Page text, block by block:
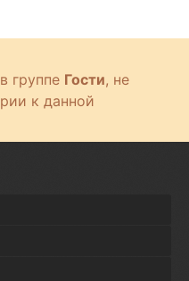
группе Гости, не
к данной